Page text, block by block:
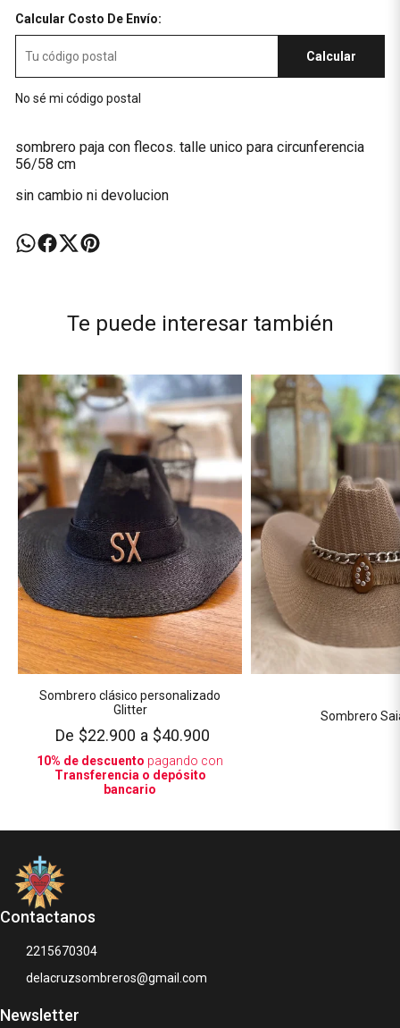
Calcular Costo De Envío:
Calcular
No sé mi código postal
sombrero paja con flecos. talle unico para circunferencia
56/58 cm
sin cambio ni devolucion
Te puede interesar también
Sombrero clásico personalizado
Glitter
De $22.900 a $40.900
10% de descuento pagando con
Transferencia o depósito
bancario
Sombrero
Contactanos
2215670304
delacruzsombreros@gmail.com
Newsletter